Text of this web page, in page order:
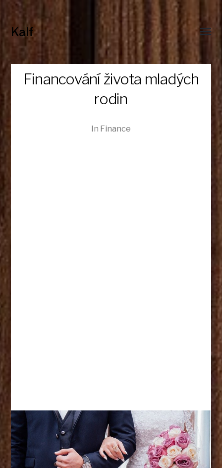
Kalf
Financování života mladých
rodin
In Finance